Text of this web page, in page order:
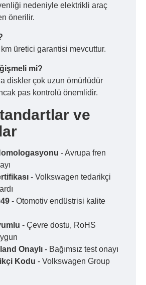
nedeniyle elektrikli araç
önerilir.
üretici garantisi mevcuttur.
mi?
diskler çok uzun ömürlüdür
pas kontrolü önemlidir.
ve
- Avrupa fren
- Volkswagen tedarikçi
- Otomotiv endüstrisi kalite
- Çevre dostu, RoHS
Onaylı - Bağımsız test onayı
Kodu - Volkswagen Group